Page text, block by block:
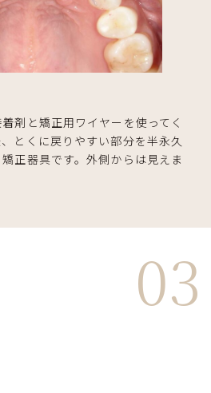
剤と矯正用ワイヤーを使ってく
とくに戻りやすい部分を半永久
正器具です。外側からは見えま
03